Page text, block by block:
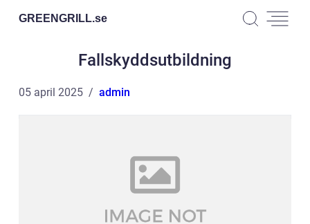
GREENGRILL.se
Fallskyddsutbildning
05 april 2025 admin